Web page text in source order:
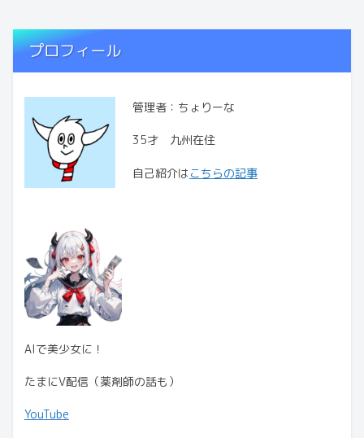
プロフィール
管理者：ちょりーな
35才 九州在住
自己紹介はこちらの記事
AIで美少女に！
たまにV配信（薬剤師の話も）
YouTube